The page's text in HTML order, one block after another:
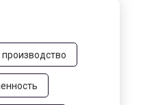
производство